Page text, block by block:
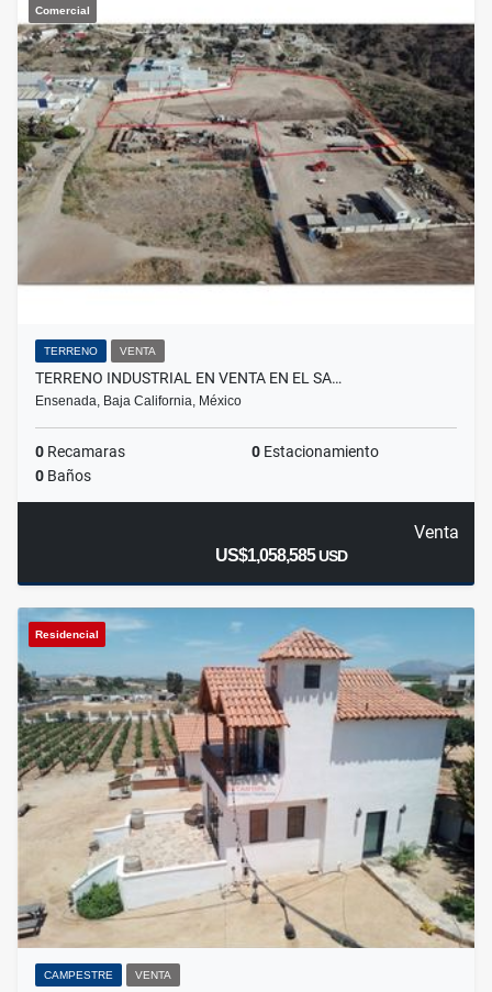
Comercial
TERRENO VENTA
TERRENO INDUSTRIAL EN VENTA EN EL SA…
Ensenada, Baja California, México
0 Recamaras 0 Estacionamiento
0 Baños
Venta
US$1,058,585USD
Residencial
CAMPESTRE VENTA